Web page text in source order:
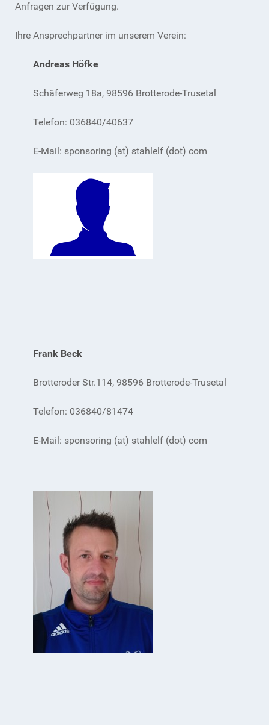
Anfragen zur Verfügung.
Ihre Ansprechpartner im unserem Verein:
Andreas Höfke
Schäferweg 18a, 98596 Brotterode-Trusetal
Telefon: 036840/40637
E-Mail: sponsoring (at) stahlelf (dot) com
Frank Beck
Brotteroder Str.114, 98596 Brotterode-Trusetal
Telefon: 036840/81474
E-Mail: sponsoring (at) stahlelf (dot) com